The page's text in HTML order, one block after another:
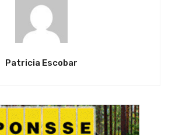
Patricia Escobar